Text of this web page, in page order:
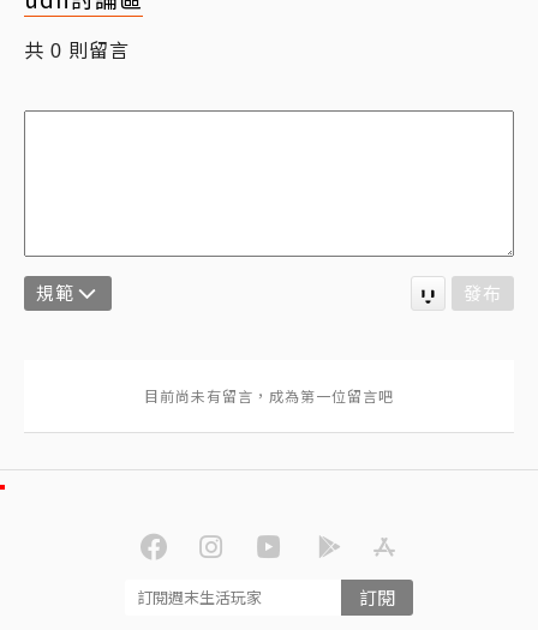
共 0 則留言
規範 發布
訂閱